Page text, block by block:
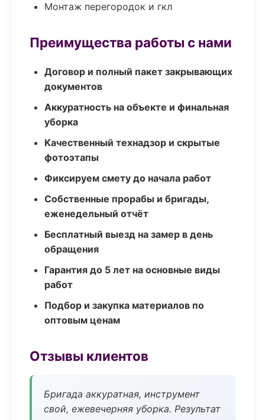
Монтаж перегородок и гкл
Преимущества работы с нами
Договор и полный пакет закрывающих
документов
Аккуратность на объекте и финальная
уборка
Качественный технадзор и скрытые
фотоэтапы
Фиксируем смету до начала работ
Собственные прорабы и бригады,
еженедельный отчёт
Бесплатный выезд на замер в день
обращения
Гарантия до 5 лет на основные виды
работ
Подбор и закупка материалов по
оптовым ценам
Отзывы клиентов
Бригада аккуратная, инструмент
свой, ежевечерняя уборка. Результат